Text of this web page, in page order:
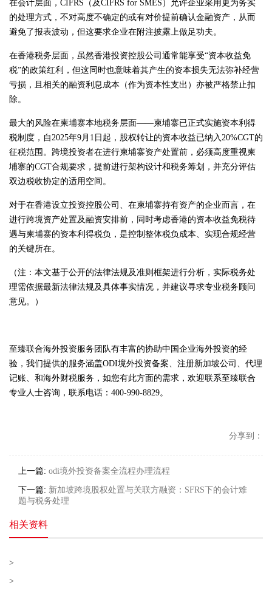
在会计层面，CIFRS（及CIFRS for SMES）允许企业采用更为务实
的处理方式，不对高度不确定的或有对价提前确认金融资产，从而
避免了报表波动，但这要求企业在附注披露上做足功夫。
在香港税务层面，虽然香港投资控股公司通常能享受“资本收益免
税”的政策红利，但这同时也意味着其产生的资本损失无法弥补经营
亏损，且相关的融资利息成本（作为资本性支出）亦被严格禁止扣
除。
最大的风险在柬埔寨本地税务层面——柬埔寨已正式实施资本利得
税制度，自2025年9月1日起，股权转让的资本收益已纳入20%CGT的
征税范围。跨境投资者在进行柬埔寨资产处置前，必须高度重视柬
埔寨的CGT合规要求，提前进行架构设计和税务筹划，并充分评估
双边税收协定的适用空间。
对于在香港设立投资控股公司、在柬埔寨持有资产的企业而言，在
进行跨境资产处置及融资安排前，同时考虑香港的资本收益免税待
遇与柬埔寨的资本利得税负，是控制整体税负成本、实现合规经营
的关键所在。
（注：本文基于公开的法律法规及准则框架进行分析，实际税务处
理需依据最新法律法规及具体事实情况，并建议寻求专业税务顾问
意见。）
至臻联合海外投资服务团队有丰富的协助中国企业海外投资的经
验，我们提供的服务涵盖ODI境外投资备案、注册新加坡公司、代理
记账、和海外财税服务，如您有此方面的需求，欢迎联系至臻联合
专业人士咨询，联系电话：400-990-8829。
分享到：
上一篇: odi境外投资备案全流程办理流程
下一篇: 新加坡跨境股权处置与关联方融资：SFRS下的会计难
题与税务处理
相关资料
>
>